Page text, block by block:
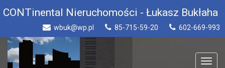
CONTinental Nieruchomości - Łukasz Bukłaha
wbuk@wp.pl 85-715-59-20 602-669-993
Toggle